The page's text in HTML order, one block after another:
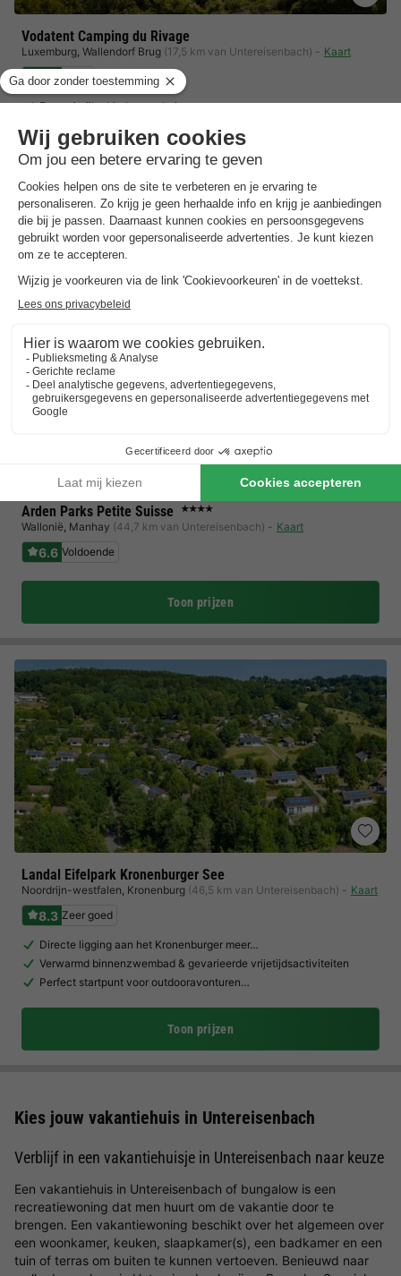
Vodatent Camping du Rivage
Luxemburg, Wallendorf Brug (17,5 km van Untereisenbach) Kaart
5.3 Matig
Fantasierijke kinderspeeltuin
Uitstekende catering
Toon prijzen
Meer resultaten in de omgeving van Untereisenbach
Arden Parks Petite Suisse ★★★★
Wallonië, Manhay (44,7 km van Untereisenbach) Kaart
6.6 Voldoende
Toon prijzen
Landal Eifelpark Kronenburger See
Noordrijn-westfalen, Kronenburg (46,5 km van Untereisenbach) Kaart
8.3 Zeer goed
Directe ligging aan het Kronenburger meer…
Verwarmd binnenzwembad & gevarieerde vrijetijdsactiviteiten
Perfect startpunt voor outdooravonturen…
Toon prijzen
Kies jouw vakantiehuis in Untereisenbach
Verblijf in een vakantiehuisje in Untereisenbach naar keuze
Een vakantiehuis in Untereisenbach of bungalow is een
recreatiewoning dat men huurt om de vakantie door te
brengen. Een vakantiewoning beschikt over het algemeen over
een woonkamer, keuken, slaapkamer(s), een badkamer en een
tuin of terras om buiten te kunnen vertoeven. Benieuwd naar